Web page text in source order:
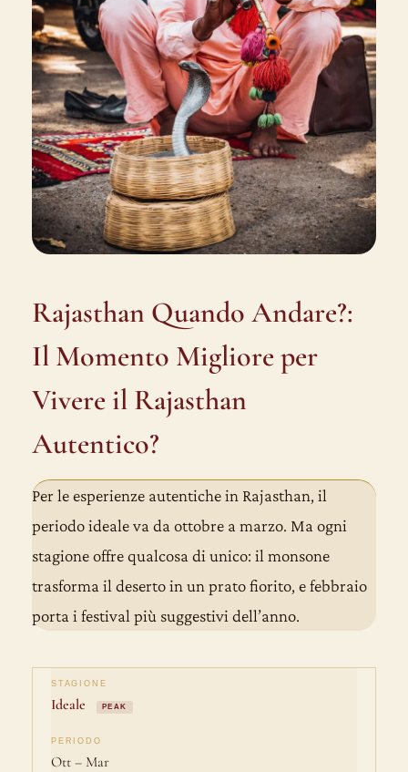
Rajasthan Quando Andare?:
Il Momento Migliore per
Vivere il Rajasthan
Autentico?
Per le esperienze autentiche in Rajasthan, il
periodo ideale va da ottobre a marzo. Ma ogni
stagione offre qualcosa di unico: il monsone
trasforma il deserto in un prato fiorito, e febbraio
porta i festival più suggestivi dell’anno.
Ideale PEAK
Ott – Mar